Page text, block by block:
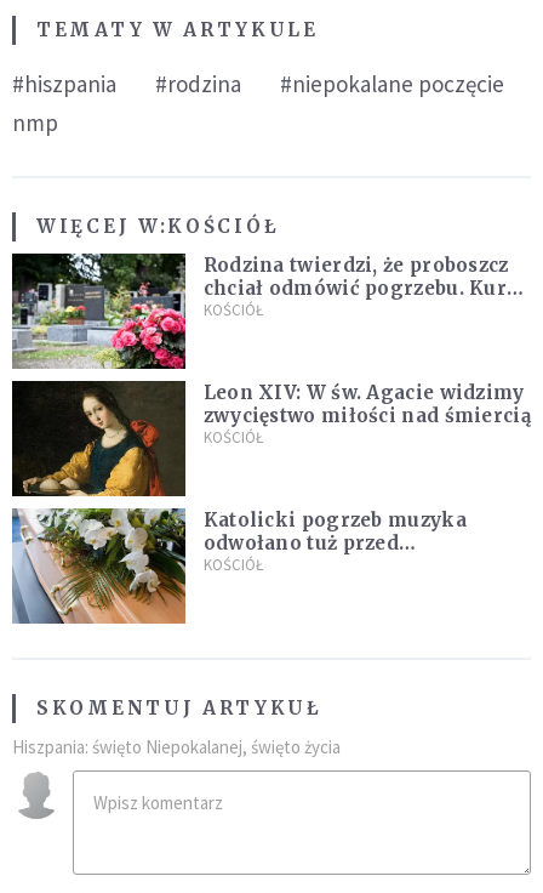
TEMATY W ARTYKULE
#hiszpania #rodzina
#niepokalane poczęcie
nmp
WIĘCEJ W:KOŚCIÓŁ
Rodzina twierdzi, że proboszcz
chciał odmówić pogrzebu. Kuria
zapowiada wyjaśnienia
KOŚCIÓŁ
Leon XIV: W św. Agacie widzimy
zwycięstwo miłości nad śmiercią
KOŚCIÓŁ
Katolicki pogrzeb muzyka
odwołano tuż przed
uroczystością. Powodem była
KOŚCIÓŁ
SKOMENTUJ ARTYKUŁ
Hiszpania: święto Niepokalanej, święto życia